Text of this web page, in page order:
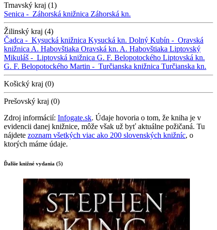
Trnavský kraj (1)
Senica - Záhorská knižnica Záhorská kn.
Žilinský kraj (4)
Čadca - Kysucká knižnica Kysucká kn. Dolný Kubín - Oravská
knižnica A. Habovštiaka Oravská kn. A. Habovštiaka Liptovský
Mikuláš - Liptovská knižnica G. F. Belopotockého Liptovská kn.
G. F. Belopotockého Martin - Turčianska knižnica Turčianska kn.
Košický kraj (0)
Prešovský kraj (0)
Zdroj informácií: Infogate.sk. Údaje hovoria o tom, že kniha je v
evidencii danej knižnice, môže však už byť aktuálne požičaná. Tu
nájdete zoznam všetkých viac ako 200 slovenských knižníc, o
ktorých máme údaje.
Ďalšie knižné vydania (5)